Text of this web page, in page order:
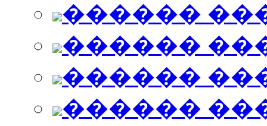
������
������
������
������